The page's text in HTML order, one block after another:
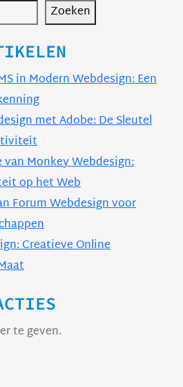
Zoeken
in Modern Webdesign: Een
met Adobe: De Sleutel
Monkey Webdesign:
op het Web
Forum Webdesign voor
Creatieve Online
te geven.